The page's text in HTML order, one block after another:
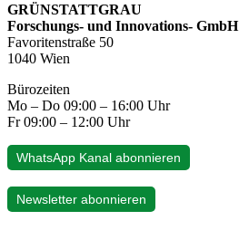
GRÜNSTATTGRAU
Forschungs- und Innovations- GmbH
Favoritenstraße 50
1040 Wien
Bürozeiten
Mo – Do 09:00 – 16:00 Uhr
Fr 09:00 – 12:00 Uhr
WhatsApp Kanal abonnieren
Newsletter abonnieren